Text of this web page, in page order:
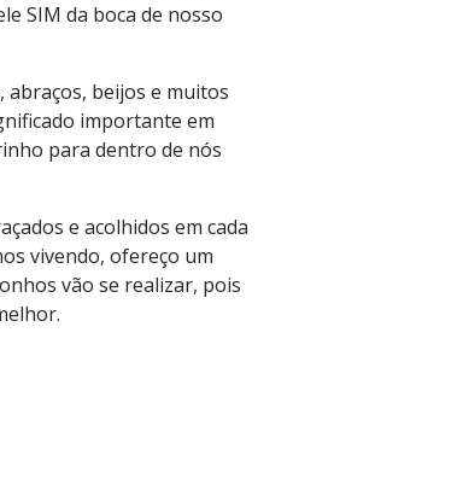
SIM da boca de nosso
beijos e muitos
importante em
para dentro de nós
e acolhidos em cada
vivendo, ofereço um
vão se realizar, pois